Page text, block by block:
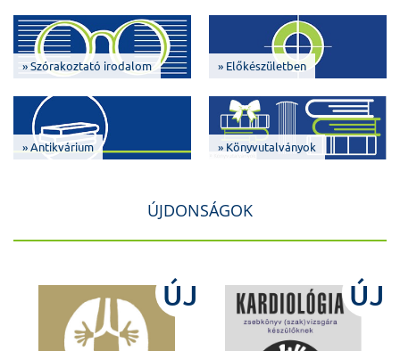
» Szórakoztató irodalom » Előkészületben
» Antikvárium » Könyvutalványok
ÚJDONSÁGOK
ÚJ ÚJ